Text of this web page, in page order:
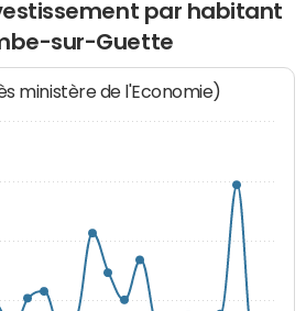
par habitant
sur-Guette
ministère de l'Economie)